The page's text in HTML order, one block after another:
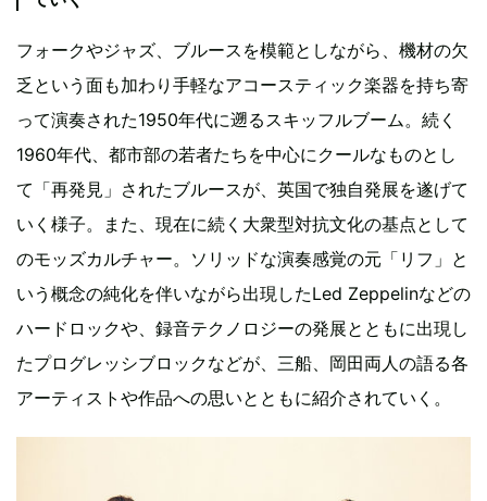
フォークやジャズ、ブルースを模範としながら、機材の欠
乏という面も加わり手軽なアコースティック楽器を持ち寄
って演奏された1950年代に遡るスキッフルブーム。続く
1960年代、都市部の若者たちを中心にクールなものとし
て「再発見」されたブルースが、英国で独自発展を遂げて
いく様子。また、現在に続く大衆型対抗文化の基点として
のモッズカルチャー。ソリッドな演奏感覚の元「リフ」と
いう概念の純化を伴いながら出現したLed Zeppelinなどの
ハードロックや、録音テクノロジーの発展とともに出現し
たプログレッシブロックなどが、三船、岡田両人の語る各
アーティストや作品への思いとともに紹介されていく。